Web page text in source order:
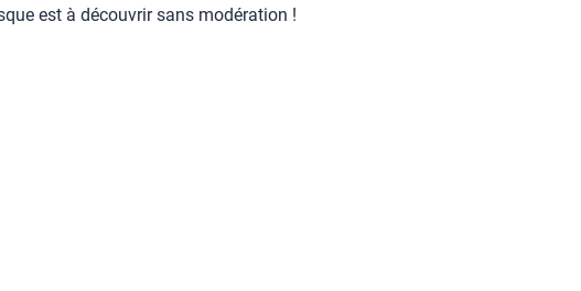
est à découvrir sans modération !